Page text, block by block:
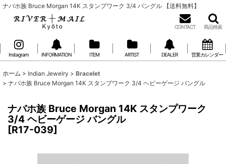
ナバホ族 Bruce Morgan 14K スタンプワーク 3/4 バングル 【送料無料】
CONTACT 商品検索
Instagram INFORMATION ITEM ARTIST DEALER 営業カレンダー
ホーム > Indian Jewelry > Bracelet
> ナバホ族 Bruce Morgan 14K スタンプワーク 3/4 ヘビーゲージ バングル
ナバホ族 Bruce Morgan 14K スタンプワーク
3/4 ヘビーゲージ バングル
[R17-039]